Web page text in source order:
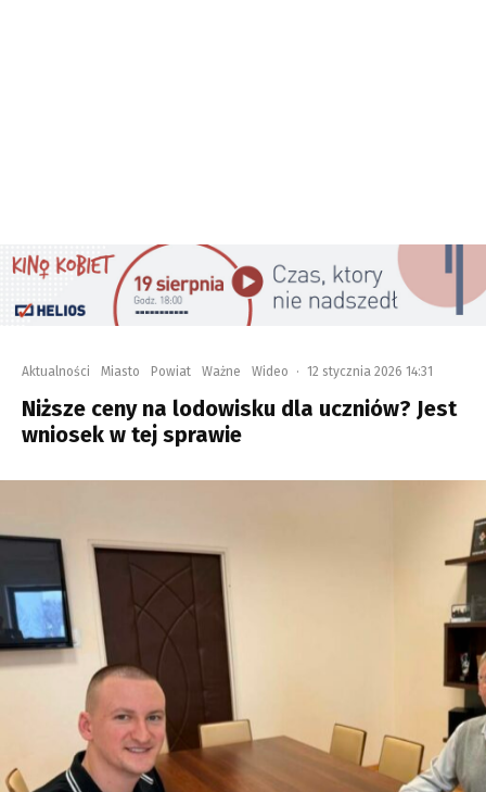
Aktualności Miasto Powiat Ważne Wideo · 12 stycznia 2026 14:31
Niższe ceny na lodowisku dla uczniów? Jest
wniosek w tej sprawie